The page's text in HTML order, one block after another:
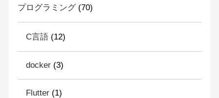
プログラミング(70)
C言語(12)
docker(3)
Flutter(1)